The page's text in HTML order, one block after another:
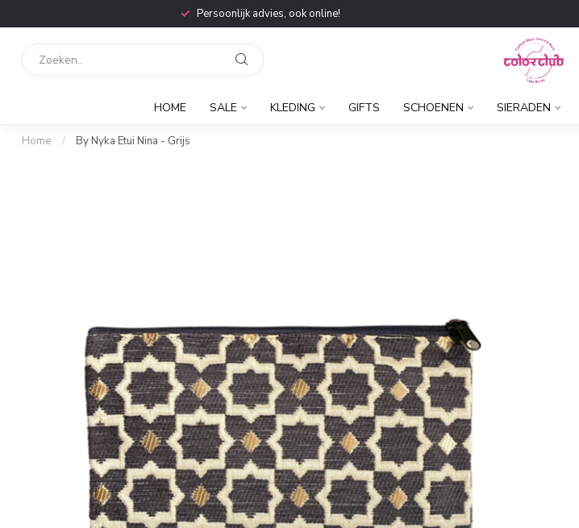
Persoonlijk advies, ook online!
HOME SALE KLEDING GIFTS SCHOENEN SIERADEN
Home / By Nyka Etui Nina - Grijs